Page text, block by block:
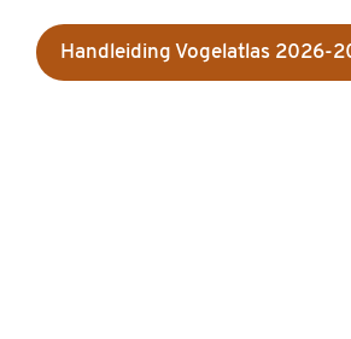
Handleiding Vogelatlas 2026-